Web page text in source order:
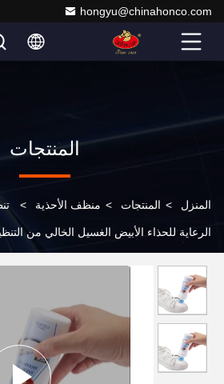
hongyu@chinahonco.com
المنتجات
المنزل > المنتجات > منظف ​​الأحذية >
الرعاية للحذاء الأبيض الغسيل الخالي من